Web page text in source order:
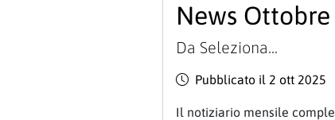
News Ottobre
Da Seleziona...
Pubblicato il 2 ott 2025
Il notiziario mensile